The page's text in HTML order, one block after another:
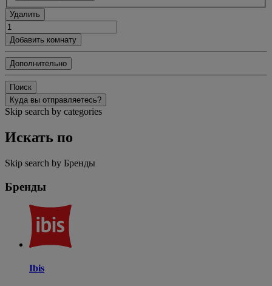
Удалить
Добавить комнату
Дополнительно
Поиск
Куда вы отправляетесь?
Skip search by categories
Искать по
Skip search by Бренды
Бренды
Ibis